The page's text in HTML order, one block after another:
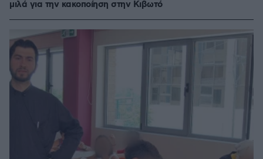
μιλά για την κακοποίηση στην Κιβωτό